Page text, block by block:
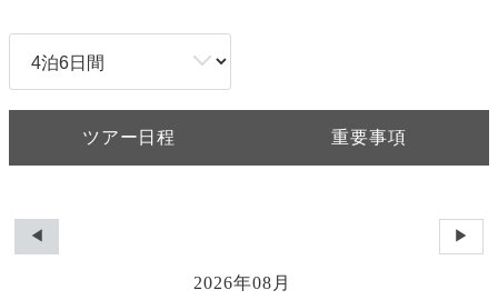
ツアー日程 重要事項
◀ ▶
2026年08月